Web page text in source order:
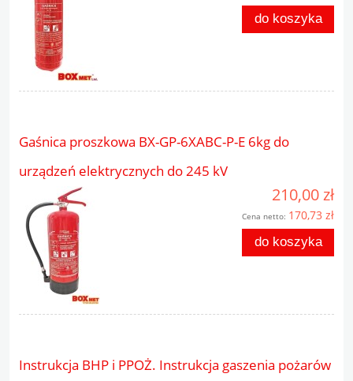
do koszyka
Gaśnica proszkowa BX-GP-6XABC-P-E 6kg do
urządzeń elektrycznych do 245 kV
210,00 zł
Cena netto: 170,73 zł
do koszyka
Instrukcja BHP i PPOŻ. Instrukcja gaszenia pożarów